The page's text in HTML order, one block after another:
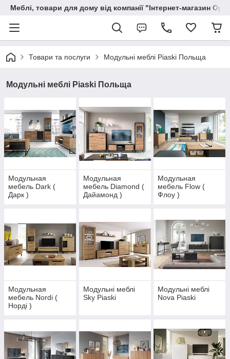
Меблі, товари для дому від компанії "Інтернет-магазин
Товари та послуги Модульні меблі Piaski Польща
Модульні меблі Piaski Польща
Модульная
мебель Dark (
Дарк )
Модульная
мебель Diamond (
Дайамонд )
Модульная
мебель Flow (
Флоу )
Модульная
мебель Nordi (
Норді )
Модульні меблі
Sky Piaski
Модульні меблі
Nova Piaski